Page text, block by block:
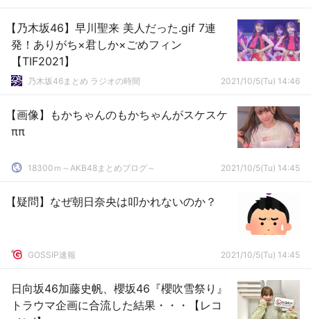
【乃木坂46】早川聖来 美人だった.gif 7連
発！ありがち×君しか×ごめフィン
【TIF2021】
乃木坂46まとめ ラジオの時間 2021/10/5(Tu) 14:46
【画像】もかちゃんのもかちゃんがスケスケ
ππ
18300ｍ～AKB48まとめブログ～ 2021/10/5(Tu) 14:45
【疑問】なぜ朝日奈央は叩かれないのか？
GOSSIP速報 2021/10/5(Tu) 14:45
日向坂46加藤史帆、櫻坂46『櫻吹雪祭り』
トラウマ企画に合流した結果・・・【レコ